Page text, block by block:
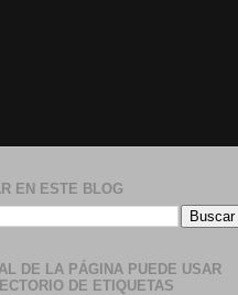
EN ESTE BLOG
DE LA PÁGINA PUEDE USAR
DE ETIQUETAS